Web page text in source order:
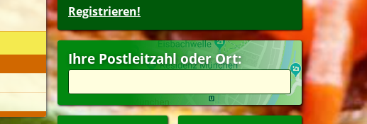
Registrieren!
Ihre Postleitzahl oder Ort: